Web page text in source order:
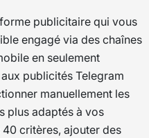
publicitaire qui vous
engagé via des chaînes
en seulement
publicités Telegram
manuellement les
plus adaptés à vos
critères, ajouter des